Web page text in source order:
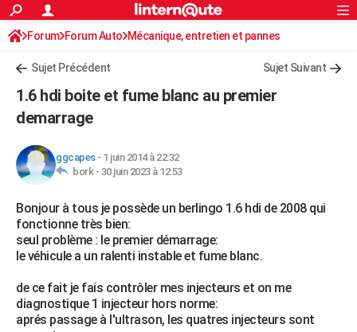
ACTUALITÉS
Politique
Société
Faits Divers
Education
Monde
Villes
+
Programme TV
TNTStreaming
Cinéma
Sorties cinéma
Musique
FINANCE
Retraite
Impôts
Epargne
Immobilier
Risques naturels par ville
Banque
Assurance
Crédit
AUTO
Essais
Réserver un essai
Citadines
Berlines
SUV
Forum auto
+HIGH-TECH
Mobiles
Meilleur smartphone
Internet
Ordinateurs
Jeux vidéo
Guide high-tech
BRICOLAGE
Forum
Aménagement intérieur
Extérieur
Cuisine
Salle de bains
Jardinage
Rangement
WEEK-END
Art de vivre
Bien-être
Loisirs
Mode
Modes de vie
SANTE
Rechercher
S'inscrire
Connexion
Forum Forum Auto Mécanique, entretien et pannes
Sujet Précédent Sujet Suivant
1.6 hdi boite et fume blanc au premier
demarrage
ggcapes- 1 juin 2014 à 22:32
bork - 30 juin 2023 à 12:53
Bonjour à tous je possède un berlingo 1.6 hdi de 2008 qui
fonctionne très bien:
seul problème : le premier démarrage:
le véhicule a un ralenti instable et fume blanc.
de ce fait je fais contrôler mes injecteurs et on me
diagnostique 1 injecteur hors norme:
aprés passage à l'ultrason, les quatres injecteurs sont